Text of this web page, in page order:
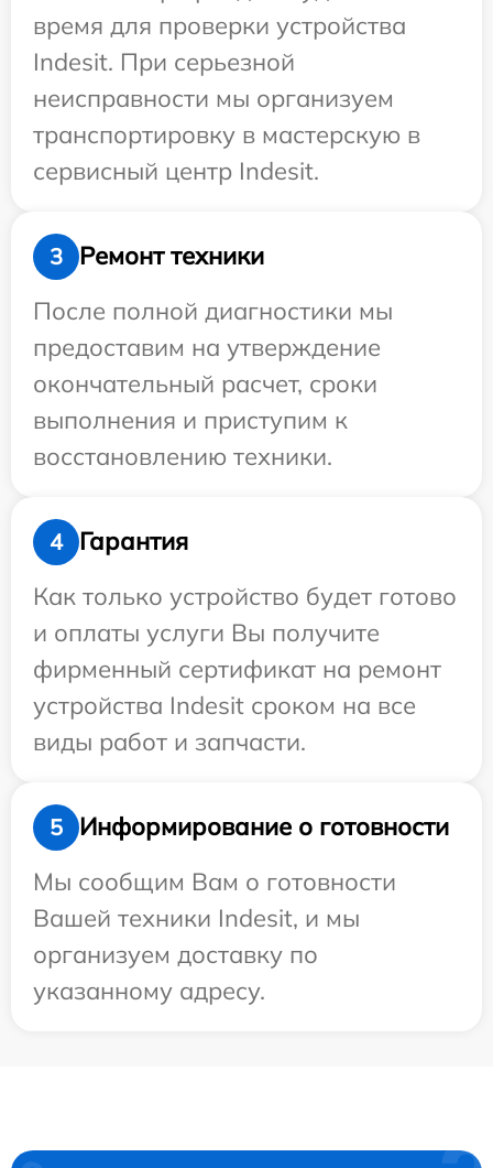
время для проверки устройства
Indesit. При серьезной
неисправности мы организуем
транспортировку в мастерскую в
сервисный центр Indesit.
3
Ремонт техники
После полной диагностики мы
предоставим на утверждение
окончательный расчет, сроки
выполнения и приступим к
восстановлению техники.
4
Гарантия
Как только устройство будет готово
и оплаты услуги Вы получите
фирменный сертификат на ремонт
устройства Indesit сроком на все
виды работ и запчасти.
5
Информирование о готовности
Мы сообщим Вам о готовности
Вашей техники Indesit, и мы
организуем доставку по
указанному адресу.